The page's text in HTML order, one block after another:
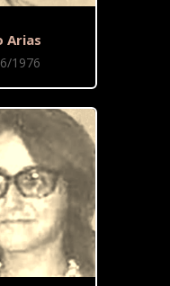
Arias
1976